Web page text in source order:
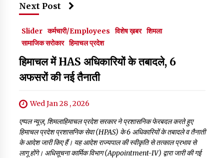
Next Post
Slider कर्मचारी/Employees विशेष ख़बर शिमला
सामाजिक सरोकार हिमाचल प्रदेश
हिमाचल में HAS अधिकारियों के तबादले, 6
अफसरों की नई तैनाती
Wed Jan 28 , 2026
एप्पल न्यूज़, शिमलाहिमाचल प्रदेश सरकार ने प्रशासनिक फेरबदल करते हुए
हिमाचल प्रदेश प्रशासनिक सेवा (HPAS) के 6 अधिकारियों के तबादले व तैनाती
के आदेश जारी किए हैं। यह आदेश राज्यपाल की स्वीकृति से तत्काल प्रभाव से
लागू होंगे। अधिसूचना कार्मिक विभाग (Appointment-IV) द्वारा जारी की गई